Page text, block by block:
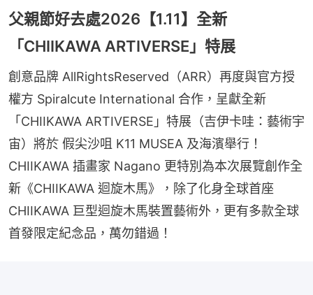
父親節好去處2026【1.11】全新
「CHIIKAWA ARTIVERSE」特展
創意品牌 AllRightsReserved（ARR）再度與官方授
權方 Spiralcute International 合作，呈獻全新
「CHIIKAWA ARTIVERSE」特展（吉伊卡哇：藝術宇
宙）將於 假尖沙咀 K11 MUSEA 及海濱舉行！
CHIIKAWA 插畫家 Nagano 更特別為本次展覽創作全
新《CHIIKAWA 迴旋木馬》，除了化身全球首座
CHIIKAWA 巨型迴旋木馬裝置藝術外，更有多款全球
首發限定紀念品，萬勿錯過！